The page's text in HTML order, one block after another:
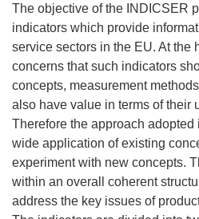
The objective of the INDICSER
indicators which provide
service sectors in the EU. At the
concerns that such indicators
concepts, measurement
also have value in terms of their
Therefore the approach
wide application of existing
experiment with new concepts.
within an overall coherent
address the key issues of